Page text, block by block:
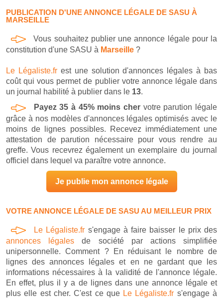
PUBLICATION D'UNE ANNONCE LÉGALE DE SASU À
MARSEILLE
Vous souhaitez publier une annonce légale pour la
constitution d'une SASU à Marseille ?
Le Légaliste.frest une solution d'annonces légales à bas
coût qui vous permet de publier votre annonce légale dans
un journal habilité à publier dans le 13.
Payez 35 à 45% moins cher votre parution légale
grâce à nos modèles d'annonces légales optimisés avec le
moins de lignes possibles. Recevez immédiatement une
attestation de parution nécessaire pour vous rendre au
greffe. Vous recevrez également un exemplaire du journal
officiel dans lequel va paraître votre annonce.
Je publie mon annonce légale
VOTRE ANNONCE LÉGALE DE SASU AU MEILLEUR PRIX
Le Légaliste.fr s'engage à faire baisser le prix des
annonces légales de société par actions simplifiée
unipersonnelle. Comment ? En réduisant le nombre de
lignes des annonces légales et en ne gardant que les
informations nécessaires à la validité de l'annonce légale.
En effet, plus il y a de lignes dans une annonce légale et
plus elle est cher. C'est ce queLe Légaliste.fr s'engage à